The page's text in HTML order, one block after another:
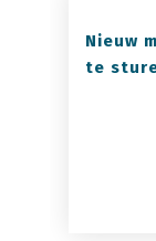
Nieuw
te